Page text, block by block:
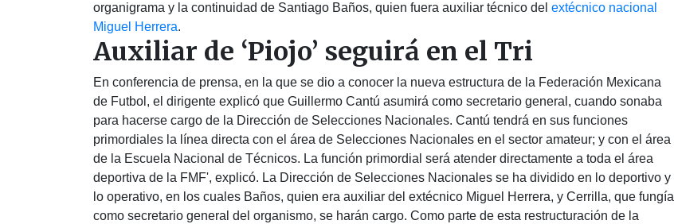
organigrama y la continuidad de Santiago Baños, quien fuera auxiliar técnico del extécnico nacional
Miguel Herrera.
Auxiliar de ‘Piojo’ seguirá en el Tri
En conferencia de prensa, en la que se dio a conocer la nueva estructura de la Federación Mexicana
de Futbol, el dirigente explicó que Guillermo Cantú asumirá como secretario general, cuando sonaba
para hacerse cargo de la Dirección de Selecciones Nacionales. Cantú tendrá en sus funciones
primordiales la línea directa con el área de Selecciones Nacionales en el sector amateur; y con el área
de la Escuela Nacional de Técnicos. La función primordial será atender directamente a toda el área
deportiva de la FMF', explicó. La Dirección de Selecciones Nacionales se ha dividido en lo deportivo y
lo operativo, en los cuales Baños, quien era auxiliar del extécnico Miguel Herrera, y Cerrilla, que fungía
como secretario general del organismo, se harán cargo. Como parte de esta restructuración de la